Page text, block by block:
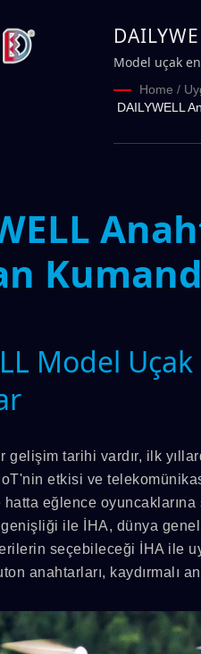
ile İlgili
Model uçak
Home /
DAILYWELL
Model
gelişim tarihi vardır, ilk
etkisi ve
eğlence oyuncaklarına
genişliği ile İHA, dünya
seçebileceği İHA ile
anahtarları, kaydırmalı